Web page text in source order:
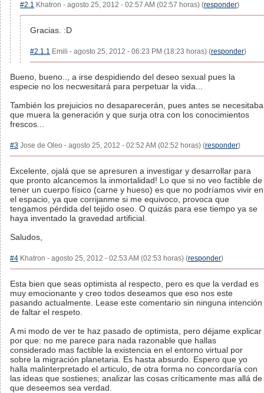
#2.1 Khatron - agosto 25, 2012 - 02:57 AM (02:57 horas) (responder)
Gracias. :D
#2.1.1 Emili - agosto 25, 2012 - 06:23 PM (18:23 horas) (responder)
Bueno, bueno.., a irse despidiendo del deseo sexual pues la
especie no los necwesitará para perpetuar la vida...
También los prejuicios no desaparecerán, pues antes se necesitaba
que muera la generación y que surja otra con los conocimientos
frescos...
#3 Jose de Oleo - agosto 25, 2012 - 02:52 AM (02:52 horas) (responder)
Excelente, ojalá que se apresuren a investigar y desarrollar para
que pronto alcancemos la inmortalidad! Lo que si no veo factible de
tener un cuerpo físico (carne y hueso) es que no podríamos vivir en
el espacio, ya que corrijanme si me equivoco, provoca que
tengamos pérdida del tejido oseo. O quizás para ese tiempo ya se
haya inventado la gravedad artificial.
Saludos,
#4 Khatron - agosto 25, 2012 - 02:53 AM (02:53 horas) (responder)
Esta bien que seas optimista al respecto, pero es que la verdad es
muy emocionante y creo todos deseamos que eso nos este
pasando actualmente. Lease este comentario sin ninguna intención
de faltar el respeto.
A mi modo de ver te haz pasado de optimista, pero déjame explicar
por que: no me parece para nada razonable que hallas
considerado mas factible la existencia en el entorno virtual por
sobre la migración planetaria. Es hasta absurdo. Espero que yo
halla malinterpretado el articulo, de otra forma no concordaría con
las ideas que sostienes; analizar las cosas críticamente mas allá de
que deseemos sea verdad.